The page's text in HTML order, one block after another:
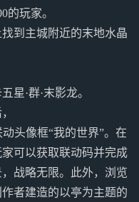
的玩家。
到主城附近的末地水晶
星·群·末影龙。
头像框“我的世界”。在
可以获取联动码并完成
战略无限。此外，浏览
者建造的以亭为主题的